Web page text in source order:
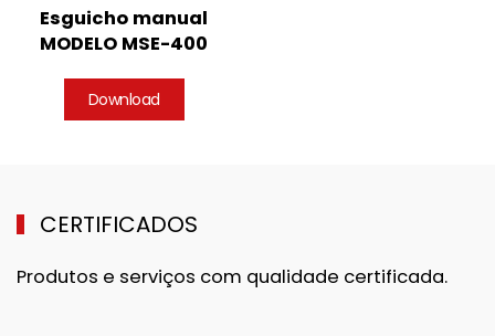
Esguicho manual
MODELO MSE-400
Download
CERTIFICADOS
Produtos e serviços com qualidade certificada.